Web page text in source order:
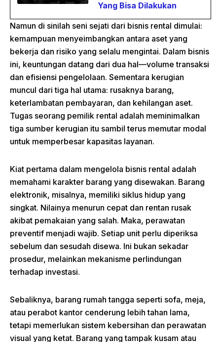
Yang Bisa Dilakukan
Namun di sinilah seni sejati dari bisnis rental dimulai:
kemampuan menyeimbangkan antara aset yang
bekerja dan risiko yang selalu mengintai. Dalam bisnis
ini, keuntungan datang dari dua hal—volume transaksi
dan efisiensi pengelolaan. Sementara kerugian
muncul dari tiga hal utama: rusaknya barang,
keterlambatan pembayaran, dan kehilangan aset.
Tugas seorang pemilik rental adalah meminimalkan
tiga sumber kerugian itu sambil terus memutar modal
untuk memperbesar kapasitas layanan.
Kiat pertama dalam mengelola bisnis rental adalah
memahami karakter barang yang disewakan. Barang
elektronik, misalnya, memiliki siklus hidup yang
singkat. Nilainya menurun cepat dan rentan rusak
akibat pemakaian yang salah. Maka, perawatan
preventif menjadi wajib. Setiap unit perlu diperiksa
sebelum dan sesudah disewa. Ini bukan sekadar
prosedur, melainkan mekanisme perlindungan
terhadap investasi.
Sebaliknya, barang rumah tangga seperti sofa, meja,
atau perabot kantor cenderung lebih tahan lama,
tetapi memerlukan sistem kebersihan dan perawatan
visual yang ketat. Barang yang tampak kusam atau